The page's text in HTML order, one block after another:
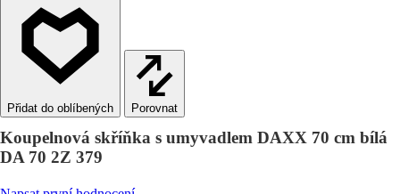
Porovnat
Koupelnová skříňka s umyvadlem DAXX 70 cm bílá
DA 70 2Z 379